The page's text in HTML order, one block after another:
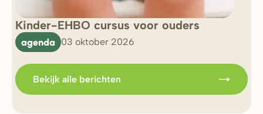
Kinder-EHBO cursus voor ouders
agenda 03 oktober 2026
Bekijk alle berichten